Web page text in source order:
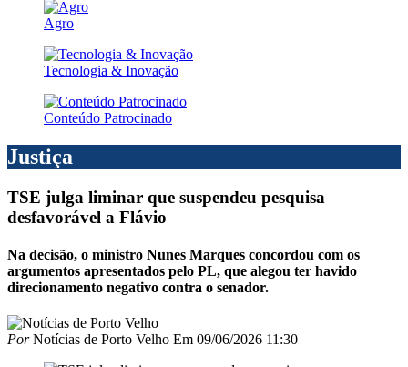
Agro
Tecnologia & Inovação
Conteúdo Patrocinado
Justiça
TSE julga liminar que suspendeu pesquisa
desfavorável a Flávio
Na decisão, o ministro Nunes Marques concordou com os
argumentos apresentados pelo PL, que alegou ter havido
direcionamento negativo contra o senador.
PorNotícias de Porto Velho Em 09/06/2026 11:30